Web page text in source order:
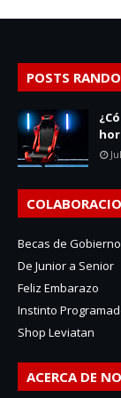
POSTS
Becas de Gobierno
De Junior a Senior
Feliz Embarazo
Instinto
Shop Leviatan
ACERCA DE